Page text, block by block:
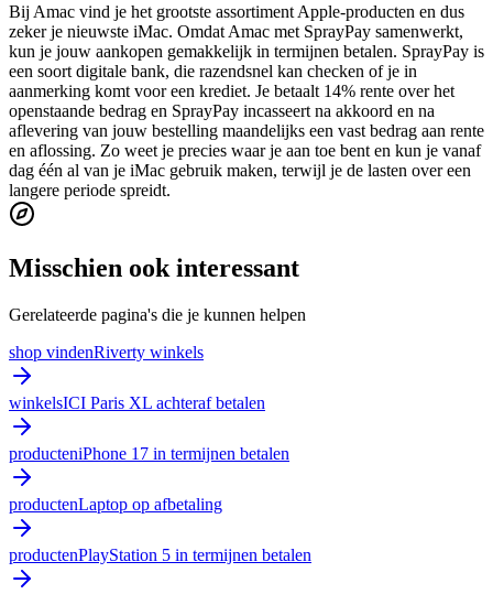
Bij Amac vind je het grootste assortiment Apple-producten en dus
zeker je nieuwste iMac. Omdat Amac met SprayPay samenwerkt,
kun je jouw aankopen gemakkelijk in termijnen betalen. SprayPay is
een soort digitale bank, die razendsnel kan checken of je in
aanmerking komt voor een krediet. Je betaalt 14% rente over het
openstaande bedrag en SprayPay incasseert na akkoord en na
aflevering van jouw bestelling maandelijks een vast bedrag aan rente
en aflossing. Zo weet je precies waar je aan toe bent en kun je vanaf
dag één al van je iMac gebruik maken, terwijl je de lasten over een
langere periode spreidt.
Misschien ook interessant
Gerelateerde pagina's die je kunnen helpen
shop vindenRiverty winkels
winkelsICI Paris XL achteraf betalen
producteniPhone 17 in termijnen betalen
productenLaptop op afbetaling
productenPlayStation 5 in termijnen betalen